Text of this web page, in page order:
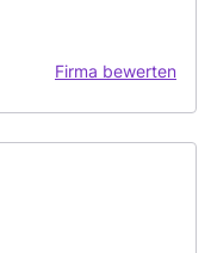
Firma bewerten